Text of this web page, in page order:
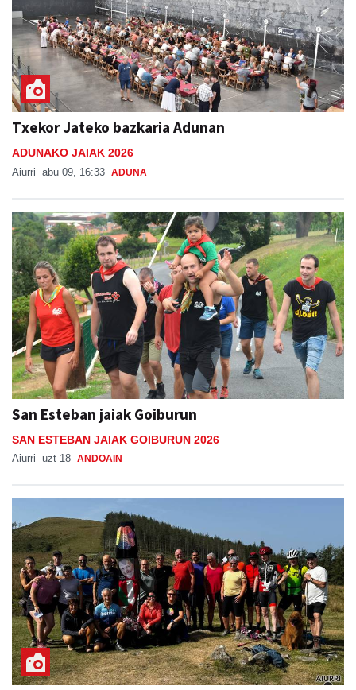
Txekor Jateko bazkaria Adunan
ADUNAKO JAIAK 2026
Aiurri abu 09, 16:33 ADUNA
San Esteban jaiak Goiburun
SAN ESTEBAN JAIAK GOIBURUN 2026
Aiurri uzt 18 ANDOAIN